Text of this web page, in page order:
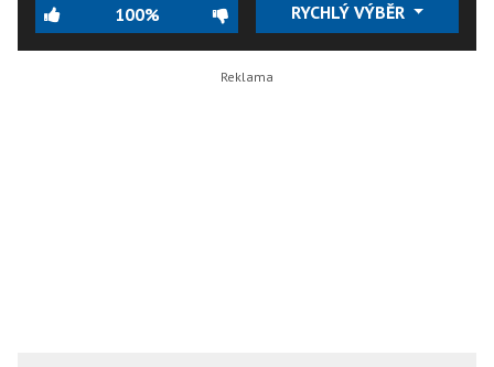
100% RYCHLÝ VÝBĚR